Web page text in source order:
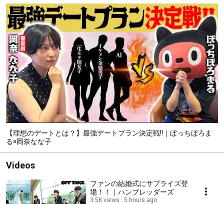
【理想のデートとは？】最強デートプラン決定戦!!｜ぼっちぼろま
る×岡奈なな子
Videos
ファンの結婚式にサプライズ登
場！！｜ハンブレッダーズ
3.5K views 5 hours ago